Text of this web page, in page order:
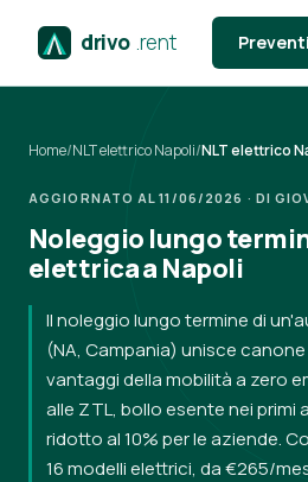
drivo .rent
Home/NLT elettrico Napoli/NLT elettrico
AGGIORNATO AL 11/06/2026 · DI
Noleggio lungo
elettrica a Napoli
Il noleggio lungo termine di
(NA, Campania) unisce
vantaggi della mobilità a zero
alle ZTL, bollo esente nei primi
ridotto al 10% per le aziende.
16 modelli elettrici, da €265/